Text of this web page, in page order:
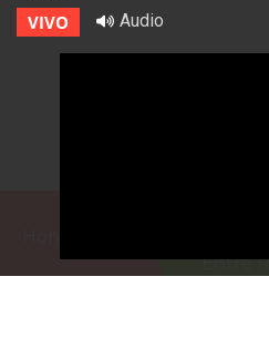
Entre
VIVO Audio